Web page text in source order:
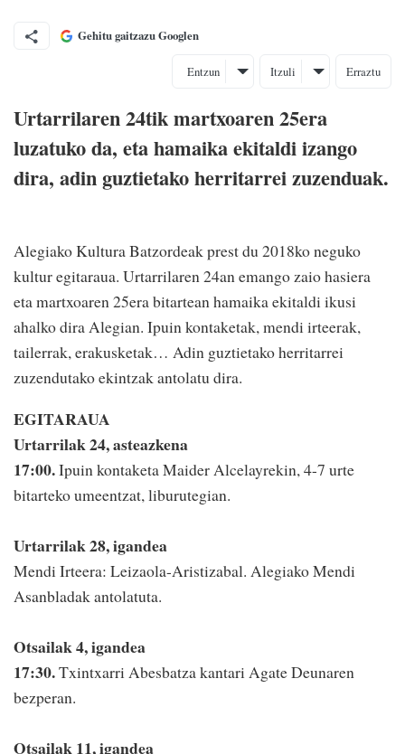
Gehitu gaitzazu Googlen
Entzun Itzuli Erraztu
Urtarrilaren 24tik martxoaren 25era
luzatuko da, eta hamaika ekitaldi izango
dira, adin guztietako herritarrei zuzenduak.
Alegiako Kultura Batzordeak prest du 2018ko neguko
kultur egitaraua. Urtarrilaren 24an emango zaio hasiera
eta martxoaren 25era bitartean hamaika ekitaldi ikusi
ahalko dira Alegian. Ipuin kontaketak, mendi irteerak,
tailerrak, erakusketak… Adin guztietako herritarrei
zuzendutako ekintzak antolatu dira.
EGITARAUA
Urtarrilak 24, asteazkena
17:00.Ipuin kontaketa Maider Alcelayrekin, 4-7 urte
bitarteko umeentzat, liburutegian.
Urtarrilak 28, igandea
Mendi Irteera: Leizaola-Aristizabal. Alegiako Mendi
Asanbladak antolatuta.
Otsailak 4, igandea
17:30.Txintxarri Abesbatza kantari Agate Deunaren
bezperan.
Otsailak 11, igandea